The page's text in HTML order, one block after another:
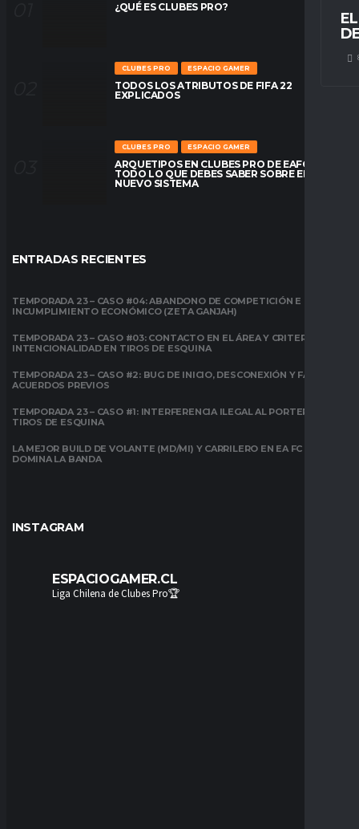
¿QUÉ ES CLUBES PRO?
CLUBES PRO ESPACIO GAMER
TODOS LOS ATRIBUTOS DE FIFA 22
EXPLICADOS
CLUBES PRO ESPACIO GAMER
ARQUETIPOS EN CLUBES PRO DE EAFC26:
TODO LO QUE DEBES SABER SOBRE EL
NUEVO SISTEMA
ENTRADAS RECIENTES
TEMPORADA 23 – CASO #04: ABANDONO DE COMPETICIÓN E
INCUMPLIMIENTO ECONÓMICO (ZETA GANJAH)
TEMPORADA 23 – CASO #03: CONTACTO EN EL ÁREA Y CRITERIO DE
INTENCIONALIDAD EN TIROS DE ESQUINA
TEMPORADA 23 – CASO #2: BUG DE INICIO, DESCONEXIÓN Y FALTA DE
ACUERDOS PREVIOS
TEMPORADA 23 – CASO #1: INTERFERENCIA ILEGAL AL PORTERO EN
TIROS DE ESQUINA
LA MEJOR BUILD DE VOLANTE (MD/MI) Y CARRILERO EN EA FC 26:
DOMINA LA BANDA
INSTAGRAM
ESPACIOGAMER.CL
Liga Chilena de Clubes Pro🏆